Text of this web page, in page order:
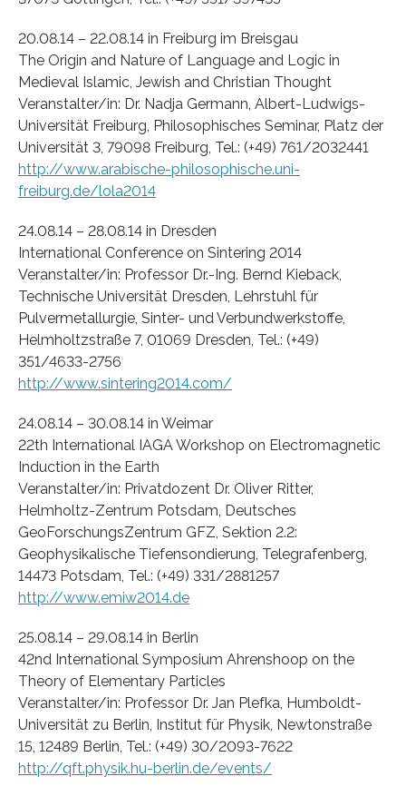
20.08.14 – 22.08.14 in Freiburg im Breisgau
The Origin and Nature of Language and Logic in
Medieval Islamic, Jewish and Christian Thought
Veranstalter/in: Dr. Nadja Germann, Albert-Ludwigs-
Universität Freiburg, Philosophisches Seminar, Platz der
Universität 3, 79098 Freiburg, Tel.: (+49) 761/2032441
http://www.arabische-philosophische.uni-
freiburg.de/lola2014
24.08.14 – 28.08.14 in Dresden
International Conference on Sintering 2014
Veranstalter/in: Professor Dr.-Ing. Bernd Kieback,
Technische Universität Dresden, Lehrstuhl für
Pulvermetallurgie, Sinter- und Verbundwerkstoffe,
Helmholtzstraße 7, 01069 Dresden, Tel.: (+49)
351/4633-2756
http://www.sintering2014.com/
24.08.14 – 30.08.14 in Weimar
22th International IAGA Workshop on Electromagnetic
Induction in the Earth
Veranstalter/in: Privatdozent Dr. Oliver Ritter,
Helmholtz-Zentrum Potsdam, Deutsches
GeoForschungsZentrum GFZ, Sektion 2.2:
Geophysikalische Tiefensondierung, Telegrafenberg,
14473 Potsdam, Tel.: (+49) 331/2881257
http://www.emiw2014.de
25.08.14 – 29.08.14 in Berlin
42nd International Symposium Ahrenshoop on the
Theory of Elementary Particles
Veranstalter/in: Professor Dr. Jan Plefka, Humboldt-
Universität zu Berlin, Institut für Physik, Newtonstraße
15, 12489 Berlin, Tel.: (+49) 30/2093-7622
http://qft.physik.hu-berlin.de/events/